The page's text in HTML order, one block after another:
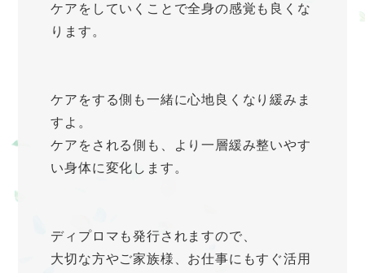
ケアをしていくことで全身の感覚も良くな
ります。
ケアをする側も一緒に心地良くなり緩みま
すよ。
ケアをされる側も、より一層緩み整いやす
い身体に変化します。
ディプロマも発行されますので、
大切な方やご家族様、お仕事にもすぐ活用